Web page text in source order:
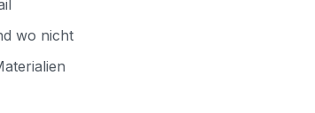
wo nicht